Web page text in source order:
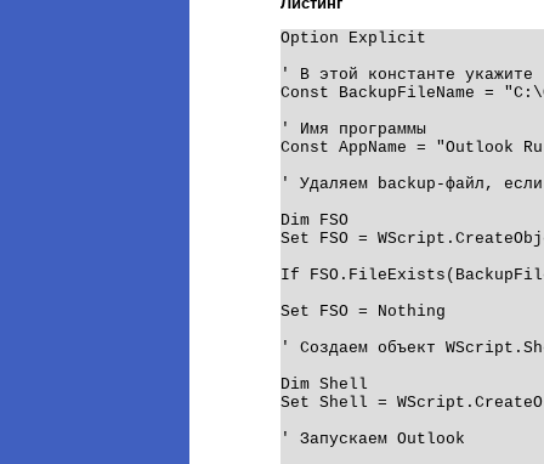
Option Explicit
' В этой константе укажите
Const BackupFileName =
' Имя программы
Const AppName = "Outlook
' Удаляем backup-файл,
Dim FSO
Set FSO =
If
Set FSO = Nothing
' Создаем объект
Dim Shell
Set Shell =
' Запускаем Outlook